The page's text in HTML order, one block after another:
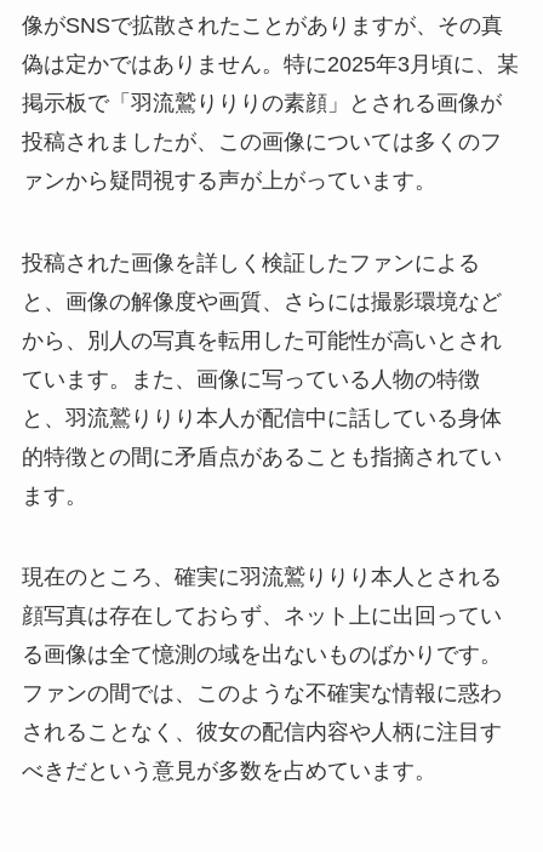
像がSNSで拡散されたことがありますが、その真
偽は定かではありません。特に2025年3月頃に、某
掲示板で「羽流鷲りりりの素顔」とされる画像が
投稿されましたが、この画像については多くのフ
ァンから疑問視する声が上がっています。
投稿された画像を詳しく検証したファンによる
と、画像の解像度や画質、さらには撮影環境など
から、別人の写真を転用した可能性が高いとされ
ています。また、画像に写っている人物の特徴
と、羽流鷲りりり本人が配信中に話している身体
的特徴との間に矛盾点があることも指摘されてい
ます。
現在のところ、確実に羽流鷲りりり本人とされる
顔写真は存在しておらず、ネット上に出回ってい
る画像は全て憶測の域を出ないものばかりです。
ファンの間では、このような不確実な情報に惑わ
されることなく、彼女の配信内容や人柄に注目す
べきだという意見が多数を占めています。